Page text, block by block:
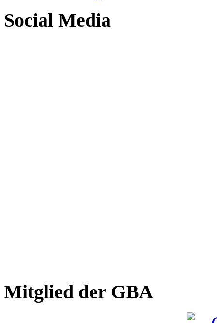
Social Media
Mitglied der GBA